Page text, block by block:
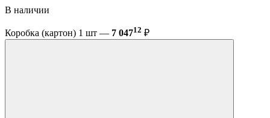
В наличии
Коробка (картон) 1 шт — 7 04712 ₽